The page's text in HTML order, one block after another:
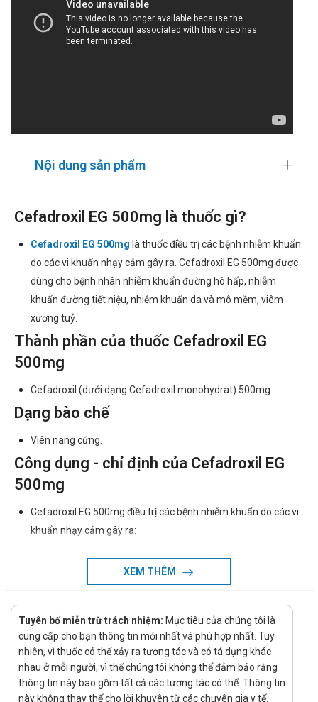
Nội dung sản phẩm
Cefadroxil EG 500mg là thuốc gì?
Cefadroxil EG 500mg là thuốc điều trị các bệnh nhiễm khuẩn
do các vi khuẩn nhạy cảm gây ra. Cefadroxil EG 500mg được
dùng cho bệnh nhân nhiễm khuẩn đường hô hấp, nhiễm
khuẩn đường tiết niệu, nhiễm khuẩn da và mô mềm, viêm
xương tuỷ.
Thành phần của thuốc Cefadroxil EG
500mg
Cefadroxil (dưới dạng Cefadroxil monohydrat) 500mg.
Dạng bào chế
Viên nang cứng.
Công dụng - chỉ định của Cefadroxil EG
500mg
Cefadroxil EG 500mg điều trị các bệnh nhiễm khuẩn do các vi
khuẩn nhạy cảm gây ra:
mạn tính, viêm bàng quang, viêm niệu đạo.
viêm phế quản-phổi và viêm phổi thùy, viêm phế quản cấp
và mạn tính, áp xe phổi, viêm mủ màng phổi, viêm màng
phổi, viêm thanh quản, viêm tai giữa.
Nhiễm khuẩn da và mô mềm: viêm hạch bạch huyết, áp
xe, viêm tế bào, loét.
XEM THÊM
Tuyên bố miễn trừ trách nhiệm: Mục tiêu của chúng tôi là
cung cấp cho bạn thông tin mới nhất và phù hợp nhất. Tuy
nhiên, vì thuốc có thể xảy ra tương tác và có tá dụng khác
nhau ở mỗi người, vì thế chúng tôi không thể đảm bảo rằng
thông tin này bao gồm tất cả các tương tác có thể. Thông tin
này không thay thế cho lời khuyên từ các chuyên gia y tế.